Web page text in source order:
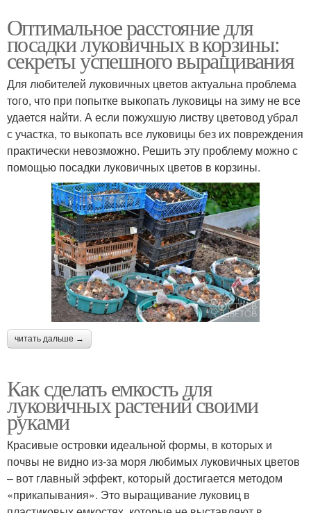
Оптимальное расстояние для
посадки луковичных в корзины:
секреты успешного выращивания
Для любителей луковичных цветов актуальна проблема
того, что при попытке выкопать луковицы на зиму не все
удается найти. А если пожухшую листву цветовод убрал
с участка, то выкопать все луковицы без их повреждения
практически невозможно. Решить эту проблему можно с
помощью посадки луковичных цветов в корзины.
читать дальше →
Как сделать емкость для
луковичных растений своими
руками
Красивые островки идеальной формы, в которых и
почвы не видно из-за моря любимых луковичных цветов
– вот главный эффект, который достигается методом
«прикапывания». Это выращивание луковиц в